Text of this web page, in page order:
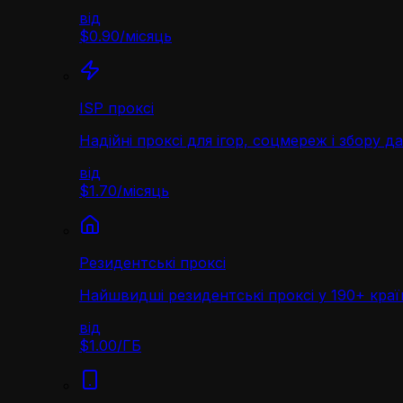
від
$0.90/місяць
ISP проксі
Надійні проксі для ігор, соцмереж і збору
від
$1.70/місяць
Резидентські проксі
Найшвидші резидентські проксі у 190+
від
$1.00/ГБ